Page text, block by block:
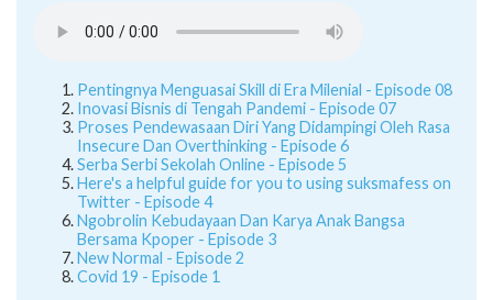
Pentingnya Menguasai Skill di Era Milenial - Episode 08
Inovasi Bisnis di Tengah Pandemi - Episode 07
Proses Pendewasaan Diri Yang Didampingi Oleh Rasa
Insecure Dan Overthinking - Episode 6
Serba Serbi Sekolah Online - Episode 5
Here's a helpful guide for you to using suksmafess on
Twitter - Episode 4
Ngobrolin Kebudayaan Dan Karya Anak Bangsa
Bersama Kpoper - Episode 3
New Normal - Episode 2
Covid 19 - Episode 1